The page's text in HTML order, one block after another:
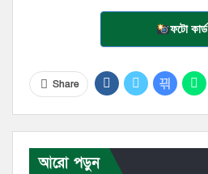
ফটো কার্ড
Share
আরো পড়ুন